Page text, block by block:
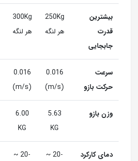
بیشترین
قدرت
جابجایی
250Kg
هر لنگه
300Kg
هر لنگه
سرعت
حرکت بازو
0.016
(m/s)
0.016
(m/s)
وزن بازو
5.63
KG
6.00
KG
دمای کارکرد
-20 ~
-20 ~